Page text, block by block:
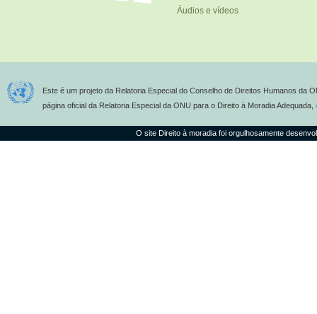
Áudios e vídeos
Este é um projeto da Relatoria Especial do Conselho de Direitos Humanos da
página oficial da Relatoria Especial da ONU para o Direito à Moradia Adequada,
O site Direito à moradia foi orgulhosamente